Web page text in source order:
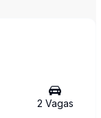
2 Vagas